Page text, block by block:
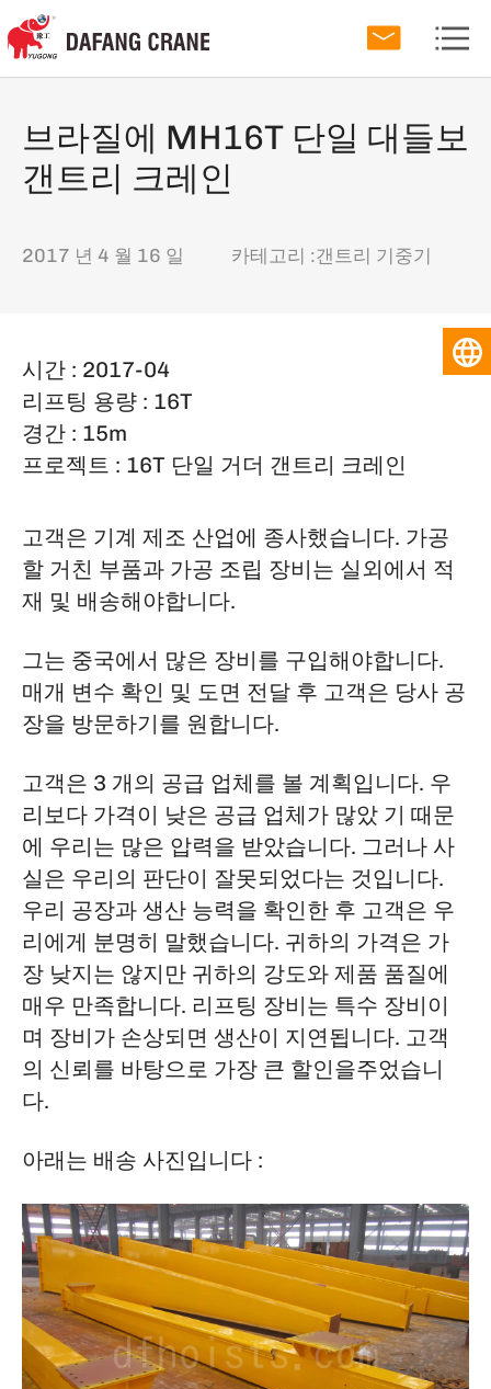
브라질에 MH16T 단일 대들보
갠트리 크레인
2017 년 4 월 16 일 카테고리 :갠트리 기중기
시간 : 2017-04
리프팅 용량 : 16T
경간 : 15m
프로젝트 : 16T 단일 거더 갠트리 크레인
고객은 기계 제조 산업에 종사했습니다. 가공
할 거친 부품과 가공 조립 장비는 실외에서 적
재 및 배송해야합니다.
그는 중국에서 많은 장비를 구입해야합니다.
매개 변수 확인 및 도면 전달 후 고객은 당사 공
장을 방문하기를 원합니다.
고객은 3 개의 공급 업체를 볼 계획입니다. 우
리보다 가격이 낮은 공급 업체가 많았 기 때문
에 우리는 많은 압력을 받았습니다. 그러나 사
실은 우리의 판단이 잘못되었다는 것입니다.
우리 공장과 생산 능력을 확인한 후 고객은 우
리에게 분명히 말했습니다. 귀하의 가격은 가
장 낮지는 않지만 귀하의 강도와 제품 품질에
매우 만족합니다. 리프팅 장비는 특수 장비이
며 장비가 손상되면 생산이 지연됩니다. 고객
의 신뢰를 바탕으로 가장 큰 할인을주었습니
다.
아래는 배송 사진입니다 :